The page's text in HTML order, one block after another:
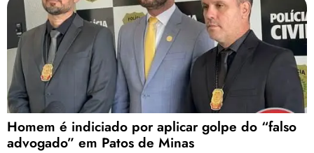
Homem é indiciado por aplicar golpe do “falso
advogado” em Patos de Minas